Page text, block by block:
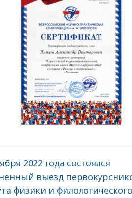
2022 года состоялся
выезд
физики и филологического